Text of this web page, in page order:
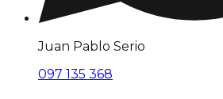
Juan Pablo Serio
097 135 368